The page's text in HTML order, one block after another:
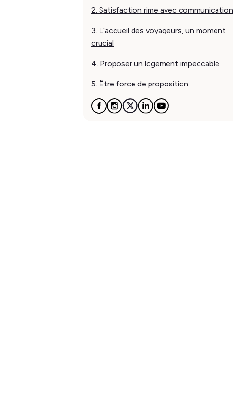
2. Satisfaction rime avec communication
3. L’accueil des voyageurs, un moment
crucial
4. Proposer un logement impeccable
5. Être force de proposition